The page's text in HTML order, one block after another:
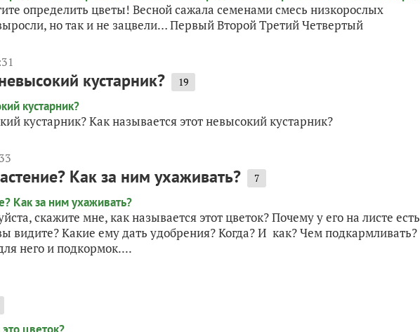
определить цветы! Весной сажала семенами смесь низкорослых
но так и не зацвели… Первый Второй Третий Четвертый
кустарник? 19
кустарник? Как называется этот невысокий кустарник?
Как за ним ухаживать? 7
скажите мне, как называется этот цветок? Почему у его на листе есть
видите? Какие ему дать удобрения? Когда? И как? Чем подкармливать?
него и подкормок....